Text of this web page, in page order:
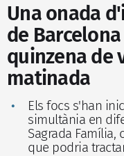
Una onada
de
quinzena de
matinada
Els focs s'han
simultània en
Sagrada
que podria